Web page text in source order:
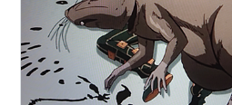
モンスターハンター ストー
年）
planetarian 〜ちいさなほし
planetarian 〜星の人〜（